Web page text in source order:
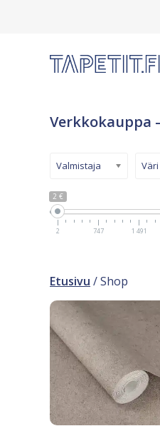
Verkkokauppa
2 €
2 747 1 491
Valmistaja Väri
Etusivu / Shop